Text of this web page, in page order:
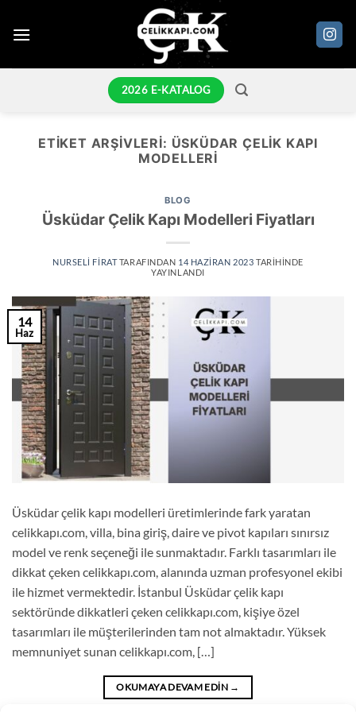
atla
2026 E-KATALOG
ETIKET ARŞIVLERI: ÜSKÜDAR ÇELIK KAPI
MODELLERI
BLOG
Üsküdar Çelik Kapı Modelleri Fiyatları
NURSELI FIRATTARAFINDAN 14 HAZIRAN 2023 TARIHINDE
YAYINLANDI
14
Haz
Üsküdar çelik kapı modelleri üretimlerinde fark yaratan
celikkapı.com, villa, bina giriş, daire ve pivot kapıları sınırsız
model ve renk seçeneği ile sunmaktadır. Farklı tasarımları ile
dikkat çeken celikkapı.com, alanında uzman profesyonel ekibi
ile hizmet vermektedir. İstanbul Üsküdar çelik kapı
sektöründe dikkatleri çeken celikkapı.com, kişiye özel
tasarımları ile müşterilerinden tam not almaktadır. Yüksek
memnuniyet sunan celikkapı.com, […]
OKUMAYA DEVAM EDIN →